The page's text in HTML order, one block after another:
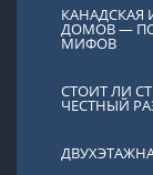
КАНАДСКАЯ
ДОМОВ —
МИФОВ
СТОИТ ЛИ
ЧЕСТНЫЙ